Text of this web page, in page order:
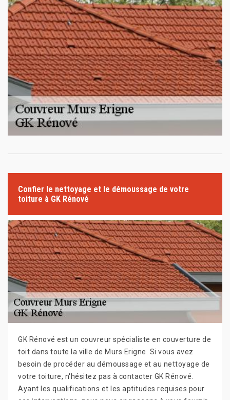
Confier le nettoyage et le démoussage de votre
toiture à GK Rénové
GK Rénové est un couvreur spécialiste en couverture de
toit dans toute la ville de Murs Erigne. Si vous avez
besoin de procéder au démoussage et au nettoyage de
votre toiture, n'hésitez pas à contacter GK Rénové.
Ayant les qualifications et les aptitudes requises pour